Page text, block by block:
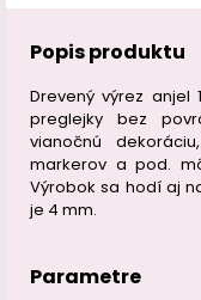
Popis produktu
Drevený výrez
preglejky bez
vianočnú
markerov a pod.
Výrobok sa hodí aj
je 4 mm.
Parametre